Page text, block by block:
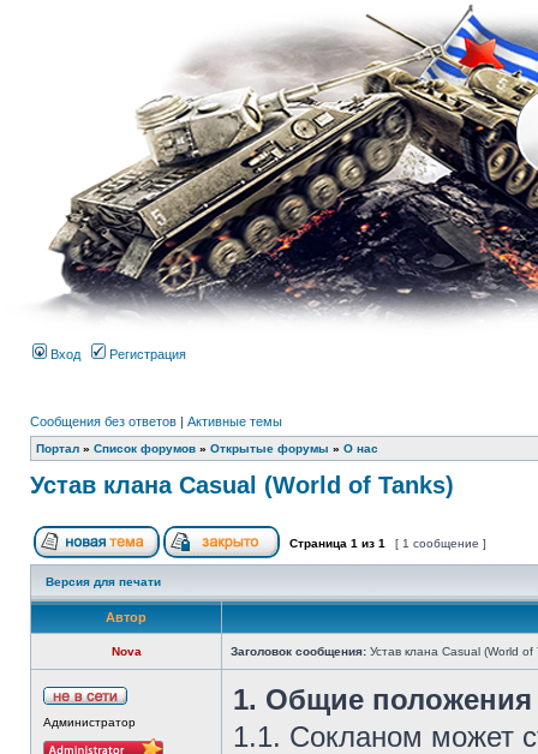
Вход Регистрация
Сообщения без ответов | Активные темы
Портал » Список форумов » Открытые форумы » О нас
Устав клана Casual (World of Tanks)
Страница 1 из 1 [ 1 сообщение ]
Версия для печати
Автор
Nova Заголовок сообщения: Устав клана Casual (World of
Администратор
1. Общие положения
1.1. Сокланом может